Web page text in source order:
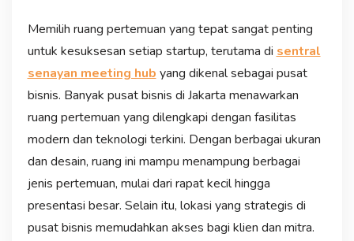
Memilih ruang pertemuan yang tepat sangat penting
untuk kesuksesan setiap startup, terutama di sentral
senayan meeting hub yang dikenal sebagai pusat
bisnis. Banyak pusat bisnis di Jakarta menawarkan
ruang pertemuan yang dilengkapi dengan fasilitas
modern dan teknologi terkini. Dengan berbagai ukuran
dan desain, ruang ini mampu menampung berbagai
jenis pertemuan, mulai dari rapat kecil hingga
presentasi besar. Selain itu, lokasi yang strategis di
pusat bisnis memudahkan akses bagi klien dan mitra.